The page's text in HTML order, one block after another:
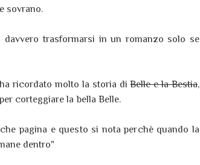
sovrano.
trasformarsi in un romanzo solo se
ricordato molto la storia diBelle e la Bestia,
corteggiare la bella Belle.
pagina e questo si nota perchè quando la
dentro"